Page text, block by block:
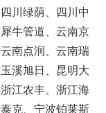
川绿荫、四川中
牛管道、云南京
南点润、云南瑞
溪旭日、昆明大
江农丰、浙江海
克、宁波铂莱斯